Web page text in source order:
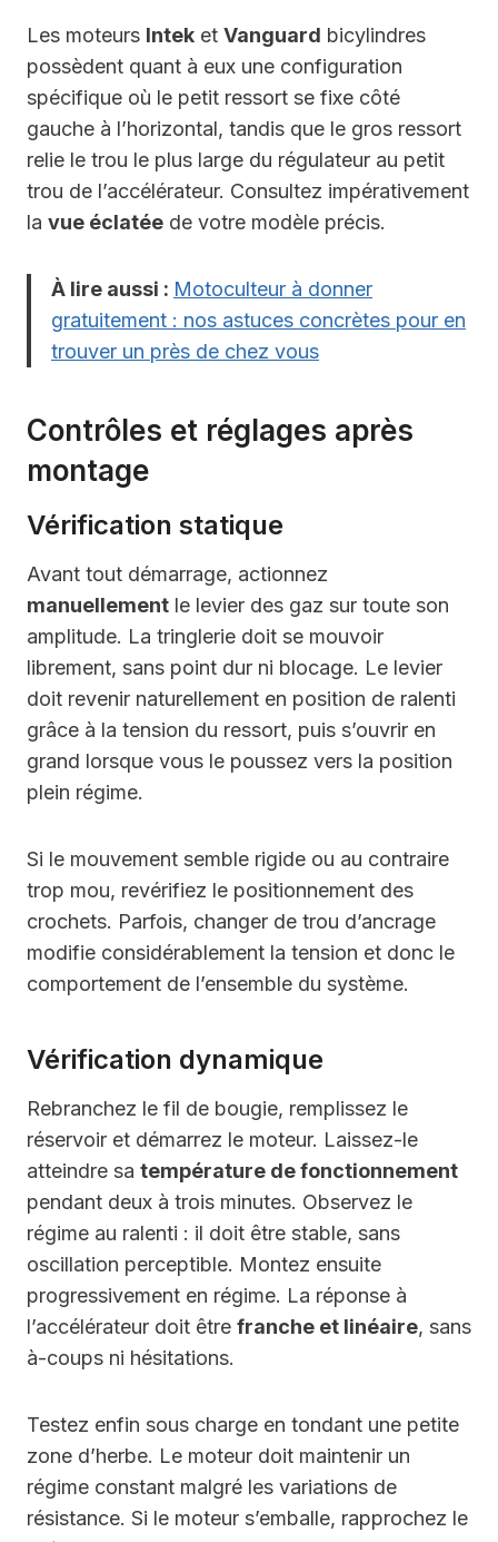
Les moteurs Intek et Vanguard bicylindres
possèdent quant à eux une configuration
spécifique où le petit ressort se fixe côté
gauche à l’horizontal, tandis que le gros ressort
relie le trou le plus large du régulateur au petit
trou de l’accélérateur. Consultez impérativement
la vue éclatée de votre modèle précis.
À lire aussi : Motoculteur à donner
gratuitement : nos astuces concrètes pour en
trouver un près de chez vous
Contrôles et réglages après
montage
Vérification statique
Avant tout démarrage, actionnez
manuellement le levier des gaz sur toute son
amplitude. La tringlerie doit se mouvoir
librement, sans point dur ni blocage. Le levier
doit revenir naturellement en position de ralenti
grâce à la tension du ressort, puis s’ouvrir en
grand lorsque vous le poussez vers la position
plein régime.
Si le mouvement semble rigide ou au contraire
trop mou, revérifiez le positionnement des
crochets. Parfois, changer de trou d’ancrage
modifie considérablement la tension et donc le
comportement de l’ensemble du système.
Vérification dynamique
Rebranchez le fil de bougie, remplissez le
réservoir et démarrez le moteur. Laissez-le
atteindre sa température de fonctionnement
pendant deux à trois minutes. Observez le
régime au ralenti : il doit être stable, sans
oscillation perceptible. Montez ensuite
progressivement en régime. La réponse à
l’accélérateur doit être franche et linéaire, sans
à-coups ni hésitations.
Testez enfin sous charge en tondant une petite
zone d’herbe. Le moteur doit maintenir un
régime constant malgré les variations de
résistance. Si le moteur s’emballe, rapprochez le